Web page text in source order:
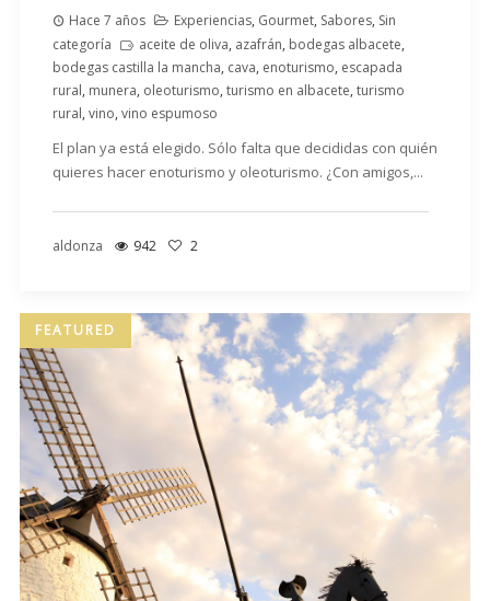
Hace 7 años Experiencias, Gourmet, Sabores, Sin
categoría
aceite de oliva, azafrán, bodegas albacete,
bodegas castilla la mancha, cava, enoturismo, escapada
rural, munera, oleoturismo, turismo en albacete, turismo
rural, vino, vino espumoso
El plan ya está elegido. Sólo falta que decididas con quién
quieres hacer enoturismo y oleoturismo. ¿Con amigos,...
aldonza 942 2
FEATURED